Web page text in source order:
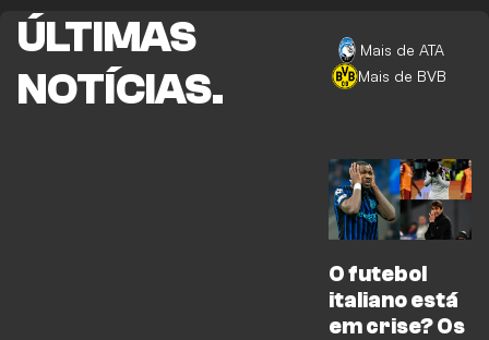
ÚLTIMAS
NOTÍCIAS.
Mais de ATA
Mais de BVB
O futebol
italiano está
em crise? Os